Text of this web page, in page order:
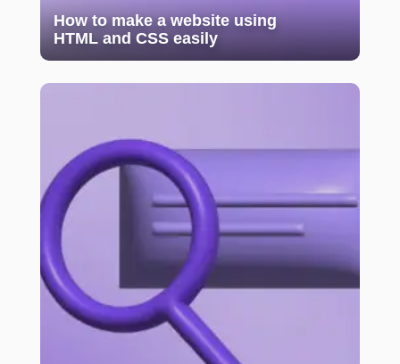
How to make a website using
HTML and CSS easily